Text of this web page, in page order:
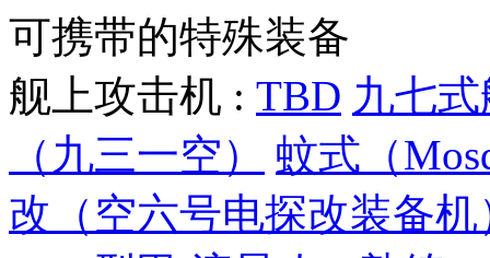
可携带的特殊装备
舰上攻击机 : TBD 九七
（九三一空）
蚊式（
改（空六号电探改装备机